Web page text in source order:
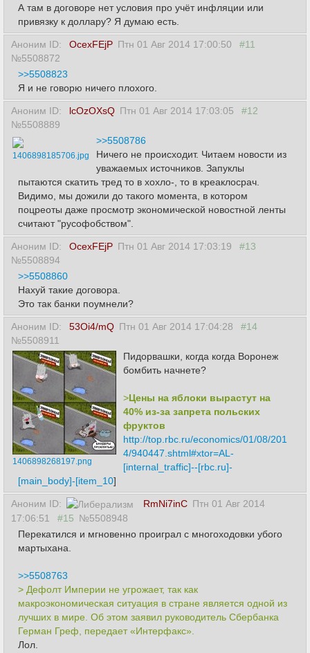
А там в договоре нет условия про учёт инфляции или
привязку к доллару? Я думаю есть.
Аноним ID: OcexFEjP Птн 01 Авг 2014 17:00:50
#11
№5508872
>>5508823
Я и не говорю ничего плохого.
Аноним ID: lcOzOXsQ Птн 01 Авг 2014 17:03:05
#12
№5508889
1406898185706.jpg
>>5508786
Ничего не происходит. Читаем новости из
уважаемых источников. Запуклы
пытаются скатить тред то в хохло-, то в креаклосрач.
Видимо, мы дожили до такого момента, в котором
поцреоты даже просмотр экономической новостной ленты
считают "русофобством".
Аноним ID: OcexFEjP Птн 01 Авг 2014 17:03:19
#13
№5508894
>>5508860
Нахуй такие договора.
Это так банки поумнели?
Аноним ID: 53Oi4/mQ Птн 01 Авг 2014 17:04:28
#14
№5508911
1406898268197.png
Пидорвашки, когда когда Воронеж
бомбить начнете?
>Цены на яблоки вырастут на
40% из-за запрета польских
фруктов
http://top.rbc.ru/economics/01/08/201
4/940447.shtml#xtor=AL-
[internal_traffic]--[rbc.ru]-
[main_body]-[item_10]
Аноним ID: RmNi7inC Птн 01 Авг 2014
17:06:51
#15 №5508948
Перекатился и мгновенно проиграл с многоходовки убого
мартыхана.
>>5508763
> Дефолт Империи не угрожает, так как
макроэкономическая ситуация в стране является одной из
лучших в мире. Об этом заявил руководитель Сбербанка
Герман Греф, передает «Интерфакс».
Лол.